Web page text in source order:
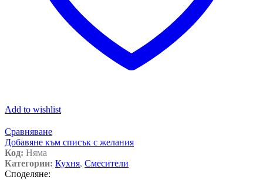
Add to wishlist
Сравняване
Добавяне към списък с желания
Код: Няма
Категории: Кухня, Смесители
Споделяне: